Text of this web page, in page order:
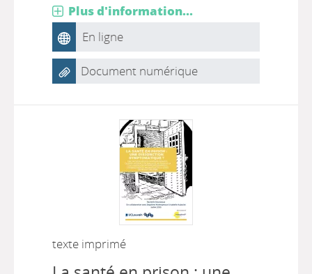
Plus d'information...
En ligne
Document numérique
texte imprimé